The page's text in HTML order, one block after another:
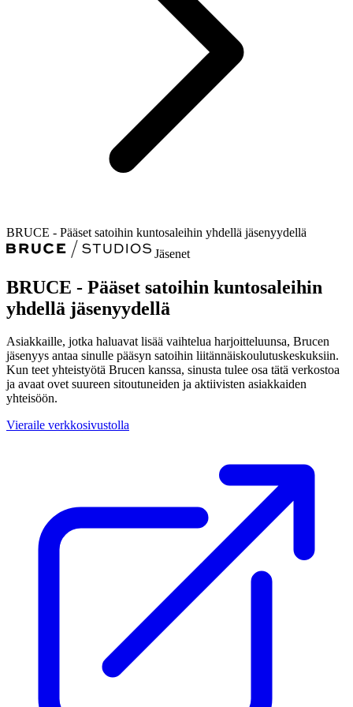
BRUCE - Pääset satoihin kuntosaleihin yhdellä jäsenyydellä
Jäsenet
BRUCE - Pääset satoihin kuntosaleihin
yhdellä jäsenyydellä
Asiakkaille, jotka haluavat lisää vaihtelua harjoitteluunsa, Brucen
jäsenyys antaa sinulle pääsyn satoihin liitännäiskoulutuskeskuksiin.
Kun teet yhteistyötä Brucen kanssa, sinusta tulee osa tätä verkostoa
ja avaat ovet suureen sitoutuneiden ja aktiivisten asiakkaiden
yhteisöön.
Vieraile verkkosivustolla